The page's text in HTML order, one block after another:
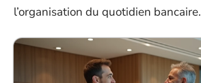
l’organisation du quotidien bancaire.